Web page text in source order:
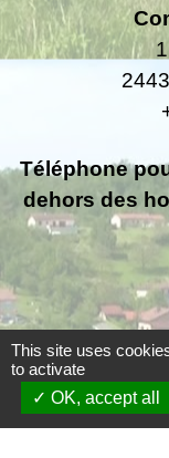
Téléphone
dehors des
This site uses
to activate
OK, accept all